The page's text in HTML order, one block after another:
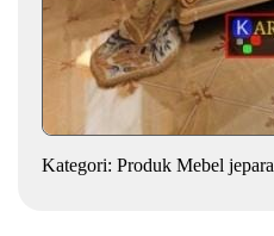
Kategori: Produk Mebel jepara